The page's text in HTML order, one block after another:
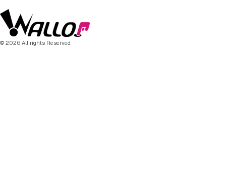
© 2026 All rights Reserved.